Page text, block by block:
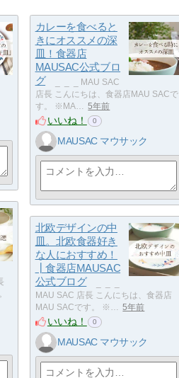
カレーを食べると
きにオススメの深
皿！食器店
MAUSAC公式ブロ
グ
​ _ ​ _ ​ _ MAU SAC
店長 こんにちは、食器店MAU SACで
す。 ※MA…
5年前
いいね！ 0
MAUSAC マウサック
北欧デザインの中
皿。北欧食器好き
な人におすすめ！
┃食器店MAUSAC
公式ブログ
MAU SAC 店長 こんにちは、食器店
MAU SACです。 ※…
5年前
いいね！ 0
MAUSAC マウサック